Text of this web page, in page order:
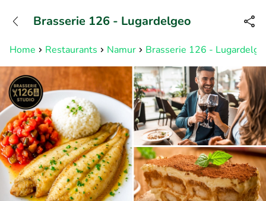
Bereikbaar tot 23:00 uur
Home Restaurants Namur Brasserie 126 -
Brasserie 126 - Lugardelgeo